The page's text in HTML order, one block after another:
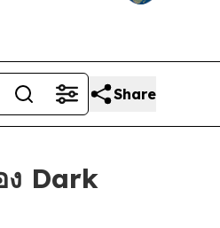
Share
ง Dark